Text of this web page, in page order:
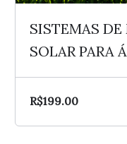
SISTEMAS
SOLAR PARA
R$199.00